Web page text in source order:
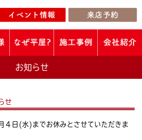
お知らせ
せ
４日(水)までお休みとさせていただきま